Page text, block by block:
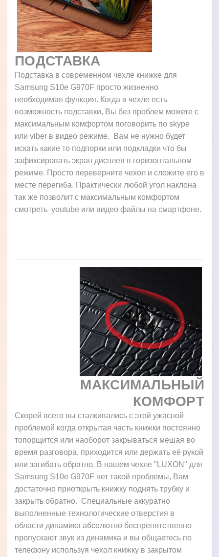
ПОДСТАВКА
Подставка в современном чехле книжке для
Samsung S10e G970F просто жизненно
необходимая функция. Когда в чехле есть
возможность подставки, Вы без проблем можете с
максимальным комфортом поговорить по skype
или viber в видео режиме. Вам не нужно будет
искать какие то подпорки или подкладки что бы
зафиксировать экран дисплея в горизонтальном
режиме. Просто переверните чехол и сложите его в
месте перегиба. Практически любой угол наклона
так же позволит с максимальным комфортом
смотреть youtube или видео файлы на смартфоне.
МАКСИМАЛЬНЫЙ
КОМФОРТ
Скорей всего вы сталкивались с этой ужасной
проблемой когда открытая часть книжки постоянно
топорщится или наоборот закрываться мешая во
время разговора, приходится или держать её рукой
или загибать обратно. В нашем чехле "LUXON" для
Samsung S10e G970F нет такой проблемы, Вам
достаточно приоткрыть книжку поднять трубку и
закрыть обратно. Специальные аккуратно
выполненные технологические отверстия в
области динамика абсолютно беспрепятственно
пропускают звук из динамика и вы общаетесь по
телефону используя чехол книжку в закрытом